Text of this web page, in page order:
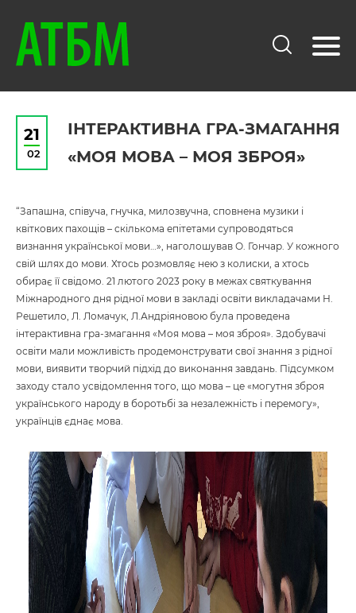
21
02
ІНТЕРАКТИВНА ГРА-ЗМАГАННЯ
«МОЯ МОВА – МОЯ ЗБРОЯ»
“Запашна, співуча, гнучка, милозвучна, сповнена музики і
квіткових пахощів – скількома епітетами супроводяться
визнання української мови…», наголошував О. Гончар. У кожного
свій шлях до мови. Хтось розмовляє нею з колиски, а хтось
обирає її свідомо. 21 лютого 2023 року в межах святкування
Міжнародного дня рідної мови в закладі освіти викладачами Н.
Решетило, Л. Ломачук, Л.Андріяновою була проведена
інтерактивна гра-змагання «Моя мова – моя зброя». Здобувачі
освіти мали можливість продемонструвати свої знання з рідної
мови, виявити творчий підхід до виконання завдань. Підсумком
заходу стало усвідомлення того, що мова – це «могутня зброя
українського народу в боротьбі за незалежність і перемогу»,
українців єднає мова.